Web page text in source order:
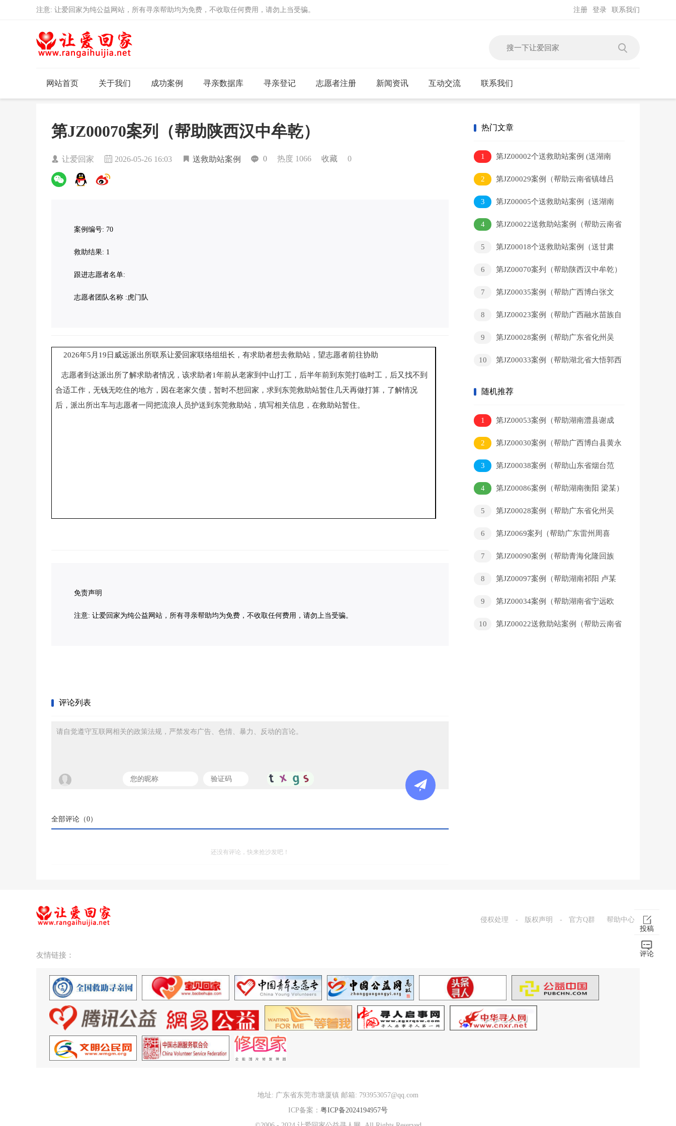
投稿
评论
注意: 让爱回家为纯公益网站，所有寻亲帮助均为免费，不收取任何费用，请勿上当受骗。 联系我们
登录
注册
网站首页 关于我们 成功案例 寻亲数据库 寻亲登记 志愿者注册 新闻资讯 互动交流 联系我们
第JZ00070案列（帮助陕西汉中牟乾）
让爱回家 2026-05-26 16:03 送救助站案例 0 热度 1066 收藏 0
案例编号: 70
救助结果: 1
跟进志愿者名单:
志愿者团队名称 :虎门队
2026年5 月 19 日威远派出所联系让爱回家联络组组长，有求助者想去救助站，望志愿者前往协助
志愿者到达派出所了解求助者情况，该求助者1年前从老家到中山打工，后半年前到东莞打临时工，后又找不到
合适工作，无钱无吃住的地方，因在老家欠债，暂时不想回家，求到东莞救助站暂住几天再做打算，了解情况
后，派出所出车与志愿者一同把流浪人员护送到东莞救助站，填写相关信息，在救助站暂住。
免责声明
注意: 让爱回家为纯公益网站，所有寻亲帮助均为免费，不收取任何费用，请勿上当受骗。
评论列表
请自觉遵守互联网相关的政策法规，严禁发布广告、色情、暴力、反动的言论。
全部评论（0）
还没有评论，快来抢沙发吧！
热门文章
1
第JZ00002个送救助站案例 (送湖南
省新田县陆某平到救助站)
2
第JZ00029案例（帮助云南省镇雄吕
灿）
3
第JZ00005个送救助站案例（送湖南
省武冈市毛某元到救助站）
4
第JZ00022送救助站案例（帮助云南省
5
第JZ00018个送救助站案例（送甘肃
6
第JZ00070案列（帮助陕西汉中牟乾）
7
第JZ00035案例（帮助广西博白张文
8
第JZ00023案例（帮助广西融水苗族自
9
第JZ00028案例（帮助广东省化州吴
10
第JZ00033案例（帮助湖北省大悟郭西
随机推荐
1
第JZ00053案例（帮助湖南澧县谢成
军）
2
第JZ00030案例（帮助广西博白县黄永
福）
3
第JZ00038案例（帮助山东省烟台范
志明）
4
第JZ00086案例（帮助湖南衡阳 梁某）
5
第JZ00028案例（帮助广东省化州吴
6
第JZ0069案列（帮助广东雷州周喜
7
第JZ00090案例（帮助青海化隆回族
8
第JZ00097案例（帮助湖南祁阳 卢某
9
第JZ00034案例（帮助湖南省宁远欧
10
第JZ00022送救助站案例（帮助云南省
侵权处理 - 版权声明 - 官方Q群 帮助中心
友情链接：
地址: 广东省东莞市塘厦镇 邮箱: 793953057@qq.com
ICP备案： 粤ICP备2024194957号